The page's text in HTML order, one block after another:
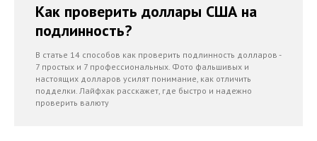
Как проверить доллары США на
подлинность?
В статье 14 способов как проверить подлинность долларов -
7 простых и 7 профессиональных. Фото фальшивых и
настоящих долларов усилят понимание, как отличить
подделки. Лайфхак расскажет, где быстро и надежно
проверить валюту